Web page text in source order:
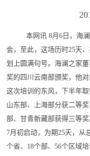
本网讯 8月6日，海
会，至此，这场历时25天
划上圆满句号。海澜之家
奖的四川云南部颁奖，他
这次培训的东风，下半年
山东部、上海部分获二等
部、甘青新藏部获得三等
7月初启动，为期25天，从
个省、18个部、56个区域